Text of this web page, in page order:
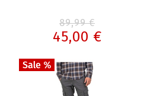
89,99 €
45,00 €